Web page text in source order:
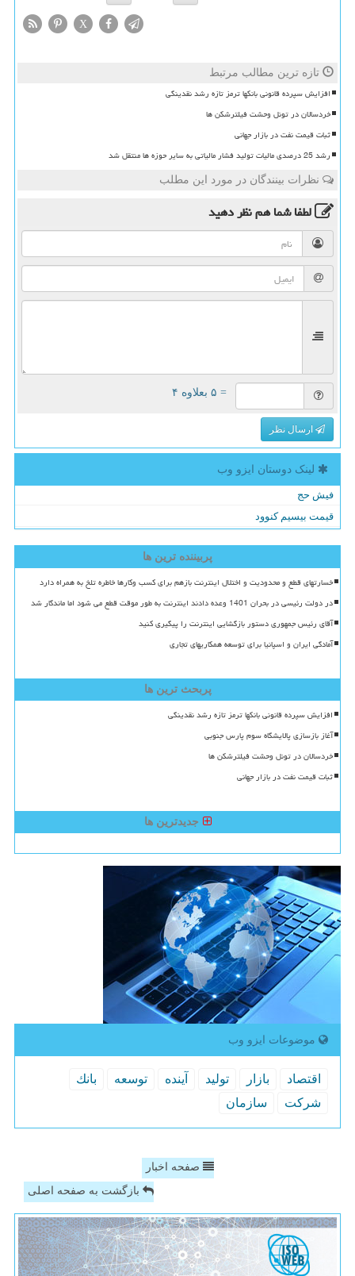
X
تازه ترین مطالب مرتبط
افزایش سپرده قانونی بانکها ترمز تازه رشد نقدینگی
خردسالان در تونل وحشت فیلترشکن ها
ثبات قیمت نفت در بازار جهانی
رشد 25 درصدی مالیات تولید فشار مالیاتی به سایر حوزه ها منتقل شد
نظرات بینندگان در مورد این مطلب
لطفا شما همنظر دهید
= ۵ بعلاوه ۴
ارسال نظر
لینک دوستان ایزو وب
فیش حج
قیمت بیسیم کنوود
پربیننده ترین ها
خسارتهای قطع و محدودیت و اختلال اینترنت بازهم برای کسب وکارها خاطره تلخ به همراه دارد
در دولت رئیسی در بحران 1401 وعده دادند اینترنت به طور موقت قطع می شود اما ماندگار شد
آقای رئیس جمهوری دستور بازگشایی اینترنت را پیگیری کنید
آمادگی ایران و اسپانیا برای توسعه همکاریهای تجاری
پربحث ترین ها
افزایش سپرده قانونی بانکها ترمز تازه رشد نقدینگی
آغاز بازسازی پالایشگاه سوم پارس جنوبی
خردسالان در تونل وحشت فیلترشکن ها
ثبات قیمت نفت در بازار جهانی
جدیدترین ها
موضوعات ایزو وب
اقتصاد بازار تولید آینده توسعه
بانك
شركت
سازمان
صفحه اخبار
بازگشت به صفحه اصلی